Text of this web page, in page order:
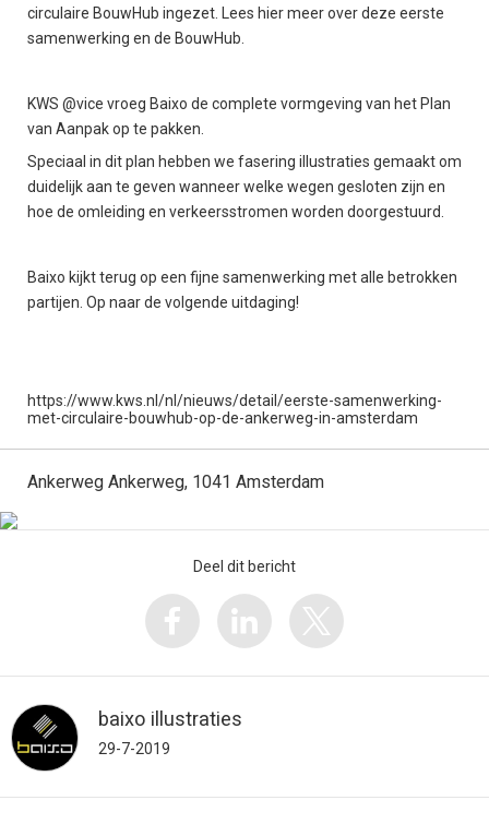
circulaire BouwHub ingezet.
Lees hier meer over deze eerste
samenwerking en de BouwHub.
KWS @vice vroeg Baixo de complete vormgeving van het Plan
van Aanpak op te pakken.
Speciaal in dit plan hebben we fasering illustraties gemaakt om
duidelijk aan te geven wanneer welke wegen gesloten zijn en
hoe de omleiding en verkeersstromen worden doorgestuurd.
Baixo kijkt terug op een fijne samenwerking met alle betrokken
partijen. Op naar de volgende uitdaging!
https://www.kws.nl/nl/nieuws/detail/eerste-samenwerking-
met-circulaire-bouwhub-op-de-ankerweg-in-amsterdam
Ankerweg Ankerweg, 1041 Amsterdam
Deel dit bericht
baixo illustraties
29-7-2019